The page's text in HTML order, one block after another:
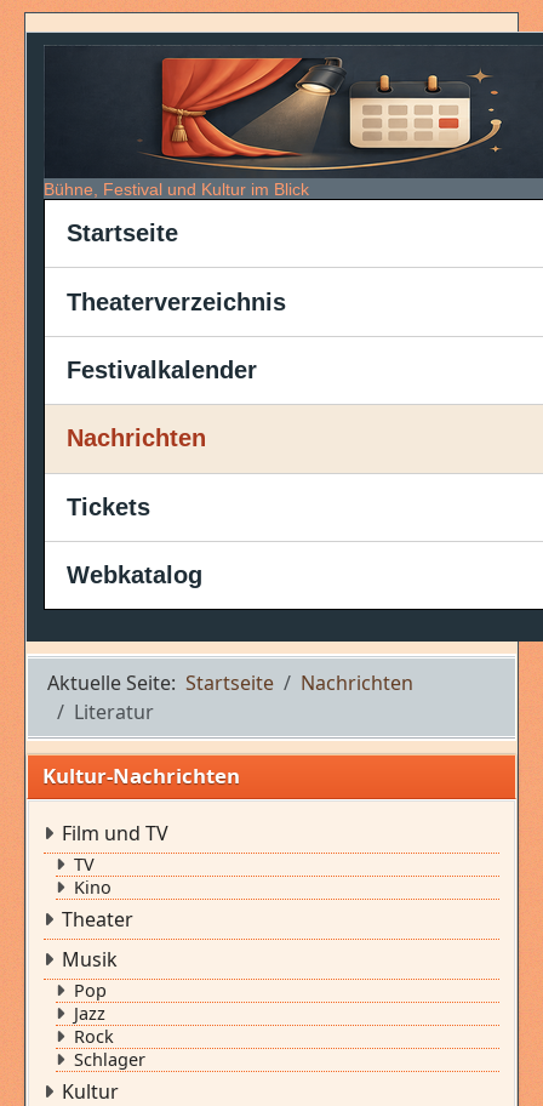
Bühne, Festival und Kultur im Blick
Startseite
Theaterverzeichnis
Festivalkalender
Nachrichten
Tickets
Webkatalog
Aktuelle Seite: Startseite
Nachrichten
Literatur
Kultur-Nachrichten
Film und TV
TV
Kino
Theater
Musik
Pop
Jazz
Rock
Schlager
Kultur